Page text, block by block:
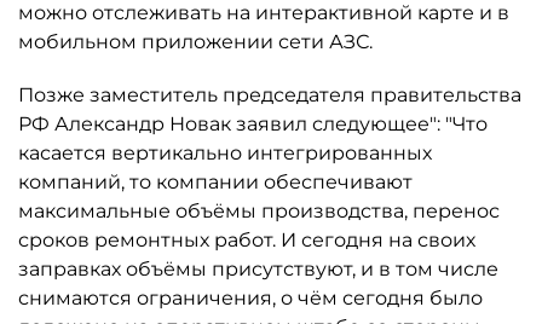
можно отслеживать на интерактивной карте и в
мобильном приложении сети АЗС.
Позже заместитель председателя правительства
РФ Александр Новак заявил следующее": "Что
касается вертикально интегрированных
компаний, то компании обеспечивают
максимальные объёмы производства, перенос
сроков ремонтных работ. И сегодня на своих
заправках объёмы присутствуют, и в том числе
снимаются ограничения, о чём сегодня было